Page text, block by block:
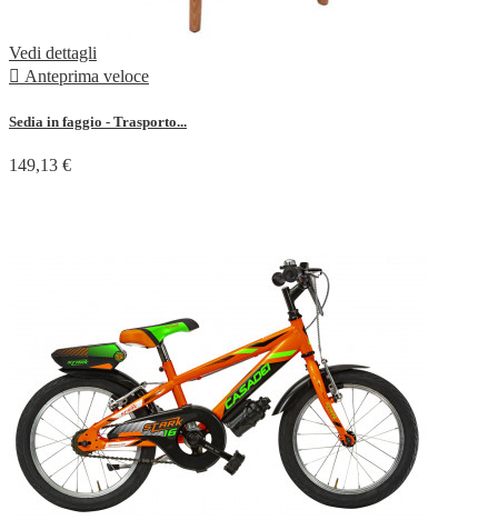
Vedi dettagli
 Anteprima veloce
Sedia in faggio - Trasporto...
149,13 €